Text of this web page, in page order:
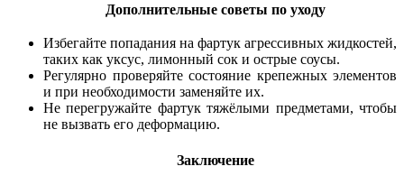
Дополнительные советы по уходу
Избегайте попадания на фартук агрессивных жидкостей,
таких как уксус, лимонный сок и острые соусы.
Регулярно проверяйте состояние крепежных элементов
и при необходимости заменяйте их.
Не перегружайте фартук тяжёлыми предметами, чтобы
не вызвать его деформацию.
Заключение